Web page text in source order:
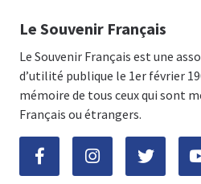
Le Souvenir Français
Le Souvenir Français est une
d’utilité publique le 1er février
mémoire de tous ceux qui sont
Français ou étrangers.